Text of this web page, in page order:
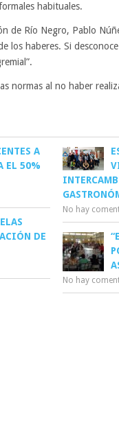
habituales.
de Río Negro, Pablo
los haberes. Si
normas al no haber
A
EL 50%
No hay
DE
No hay